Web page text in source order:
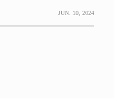
JUN. 10, 2024